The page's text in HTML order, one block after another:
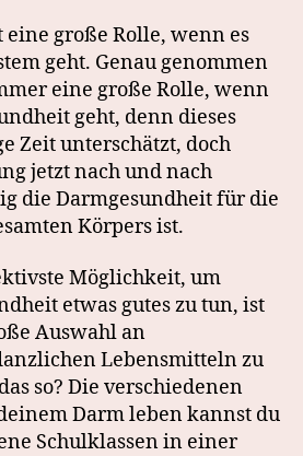
große Rolle, wenn es
geht. Genau genommen
eine große Rolle, wenn
geht, denn dieses
Zeit unterschätzt, doch
jetzt nach und nach
die Darmgesundheit für die
Körpers ist.
Möglichkeit, um
etwas gutes zu tun, ist
Auswahl an
Lebensmitteln zu
so? Die verschiedenen
Darm leben kannst du
Schulklassen in einer